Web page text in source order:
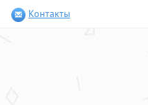
Контакты